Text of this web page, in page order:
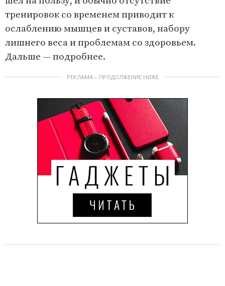
тренировок со временем приводит к
ослаблению мышцев и суставов, набору
лишнего веса и проблемам со здоровьем.
Дальше — подробнее.
РЕКЛАМА – ПРОДОЛЖЕНИЕ НИЖЕ